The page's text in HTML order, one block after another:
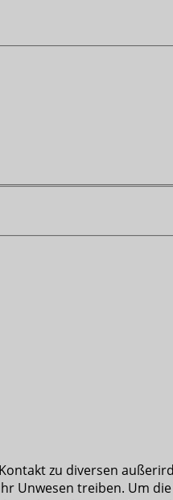
zu diversen
Unwesen treiben. Um